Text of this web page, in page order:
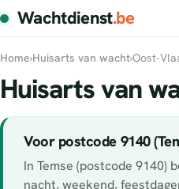
Wachtdienst.be
Home›Huisarts van wacht›Oost-
Huisarts van
Voor postcode 9140
In Temse (postcode 9140)
nacht, weekend,